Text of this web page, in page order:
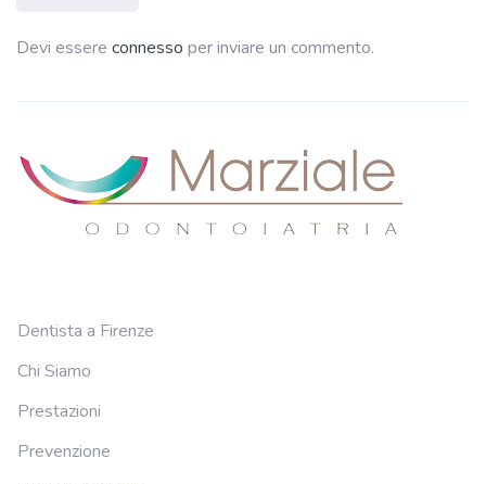
Devi essere connesso per inviare un commento.
Dentista a Firenze
Chi Siamo
Prestazioni
Prevenzione